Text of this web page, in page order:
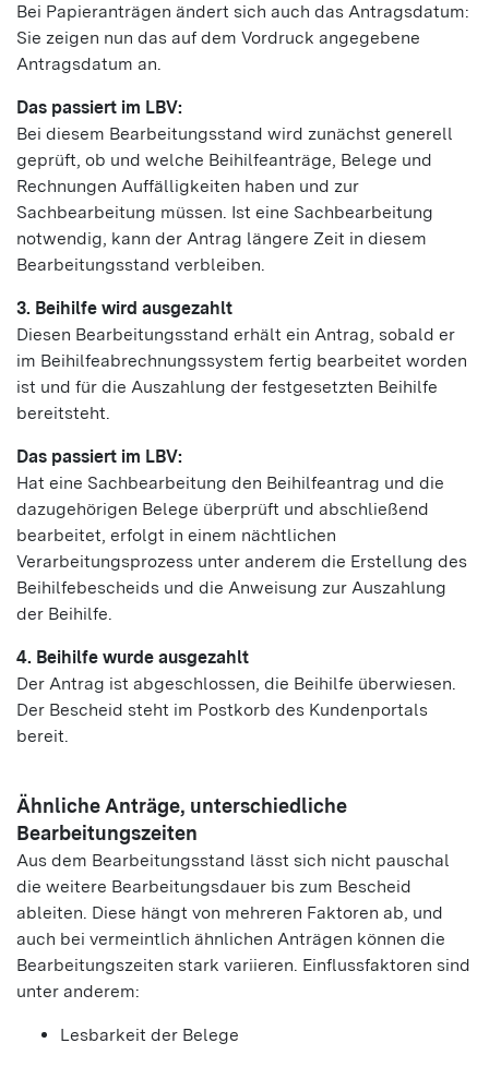
Bei Papieranträgen ändert sich auch das Antragsdatum:
Sie zeigen nun das auf dem Vordruck angegebene
Antragsdatum an.
Das passiert im LBV:
Bei diesem Bearbeitungsstand wird zunächst generell
geprüft, ob und welche Beihilfeanträge, Belege und
Rechnungen Auffälligkeiten haben und zur
Sachbearbeitung müssen. Ist eine Sachbearbeitung
notwendig, kann der Antrag längere Zeit in diesem
Bearbeitungsstand verbleiben.
3. Beihilfe wird ausgezahlt
Diesen Bearbeitungsstand erhält ein Antrag, sobald er
im Beihilfeabrechnungssystem fertig bearbeitet worden
ist und für die Auszahlung der festgesetzten Beihilfe
bereitsteht.
Das passiert im LBV:
Hat eine Sachbearbeitung den Beihilfeantrag und die
dazugehörigen Belege überprüft und abschließend
bearbeitet, erfolgt in einem nächtlichen
Verarbeitungsprozess unter anderem die Erstellung des
Beihilfebescheids und die Anweisung zur Auszahlung
der Beihilfe.
4. Beihilfe wurde ausgezahlt
Der Antrag ist abgeschlossen, die Beihilfe überwiesen.
Der Bescheid steht im Postkorb des Kundenportals
bereit.
Ähnliche Anträge, unterschiedliche
Bearbeitungszeiten
Aus dem Bearbeitungsstand lässt sich nicht pauschal
die weitere Bearbeitungsdauer bis zum Bescheid
ableiten. Diese hängt von mehreren Faktoren ab, und
auch bei vermeintlich ähnlichen Anträgen können die
Bearbeitungszeiten stark variieren. Einflussfaktoren sind
unter anderem:
Lesbarkeit der Belege